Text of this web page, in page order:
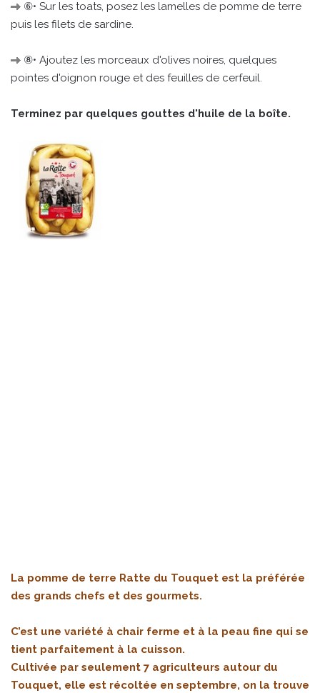
⑥• Sur les toats, posez les lamelles de pomme de terre
puis les filets de sardine.
⑧• Ajoutez les morceaux d'olives noires, quelques
pointes d'oignon rouge et des feuilles de cerfeuil.
Terminez par quelques gouttes d'huile de la boîte.
La pomme de terre Ratte du Touquet est la préférée
des grands chefs et des gourmets.
C’est une variété à chair ferme et à la peau fine qui se
tient parfaitement à la cuisson.
Cultivée par seulement 7 agriculteurs autour du
Touquet, elle est récoltée en septembre, on la trouve